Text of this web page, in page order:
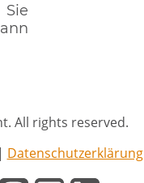
All rights reserved.
| Datenschutzerklärung